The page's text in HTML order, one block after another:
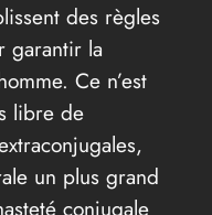
des règles
garantir la
Ce n’est
libre de
un plus grand
conjugale